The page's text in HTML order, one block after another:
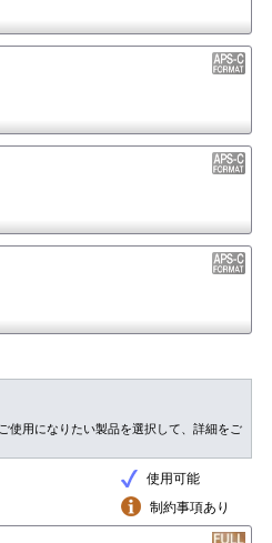
使用になりたい製品を選択して、詳細をご
使用可能
制約事項あり